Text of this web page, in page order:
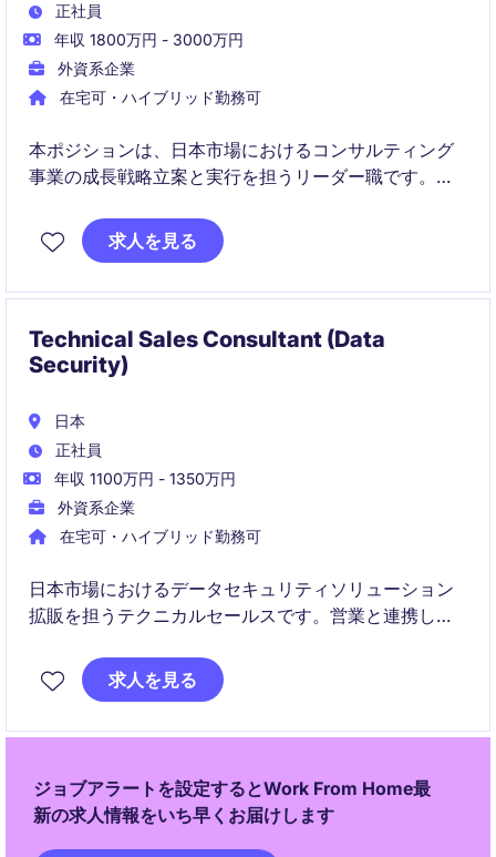
正社員
年収 1800万円 - 3000万円
外資系企業
在宅可・ハイブリッド勤務可
本ポジションは、日本市場におけるコンサルティング
事業の成長戦略立案と実行を担うリーダー職です。顧
築・組織強化を推進していただきます。
求人を見る
Technical Sales Consultant (Data
Security)
日本
正社員
年収 1100万円 - 1350万円
外資系企業
在宅可・ハイブリッド勤務可
日本市場におけるデータセキュリティソリューション
拡販を担うテクニカルセールスです。営業と連携しな
とビジネス成長を推進いただきます。
求人を見る
ジョブアラートを設定するとWork From Home最
新の求人情報をいち早くお届けします